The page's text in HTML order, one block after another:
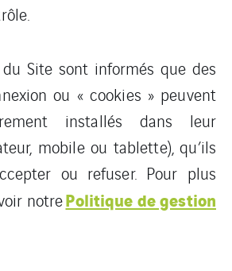
Site sont informés que des
ou « cookies » peuvent
installés dans leur
mobile ou tablette), qu’ils
ou refuser. Pour plus
notrePolitique de gestion